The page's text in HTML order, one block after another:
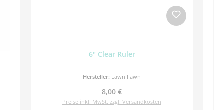
6" Clear Ruler
Hersteller: Lawn Fawn
Regulärer Preis:
8,00 €
Preise inkl. MwSt. zzgl. Versandkosten